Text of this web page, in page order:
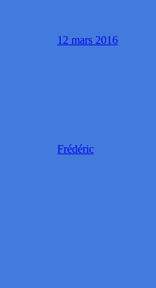
12 mars 2016
Frédéric